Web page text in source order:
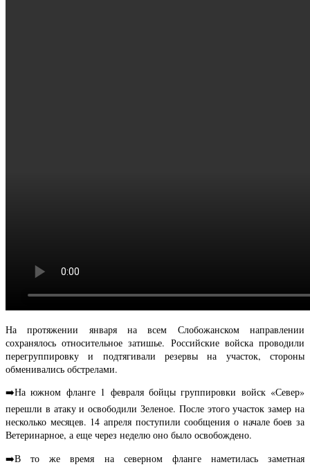
На протяжении января на всем Слобожанском направлении
сохранялось относительное затишье. Российские войска проводили
перегруппировку и подтягивали резервы на участок, стороны
обменивались обстрелами.
➡️На южном фланге 1 февраля бойцы группировки войск «Север»
перешли в атаку и освободили Зеленое. После этого участок замер на
несколько месяцев. 14 апреля поступили сообщения о начале боев за
Ветеринарное, а еще через неделю оно было освобождено.
➡️В то же время на северном фланге наметилась заметная